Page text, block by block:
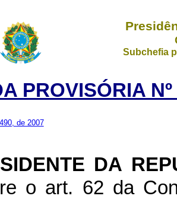
Subchefia
PROVISÓRIA
de 2007
DA
o art. 62 da